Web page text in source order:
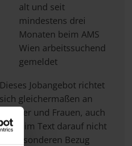
alt und seit
mindestens drei
Monaten beim AMS
Wien arbeitssuchend
gemeldet
Dieses Jobangebot richtet
sich gleichermaßen an
Männer und Frauen, auch
im Text darauf nicht
im Besonderen Bezug